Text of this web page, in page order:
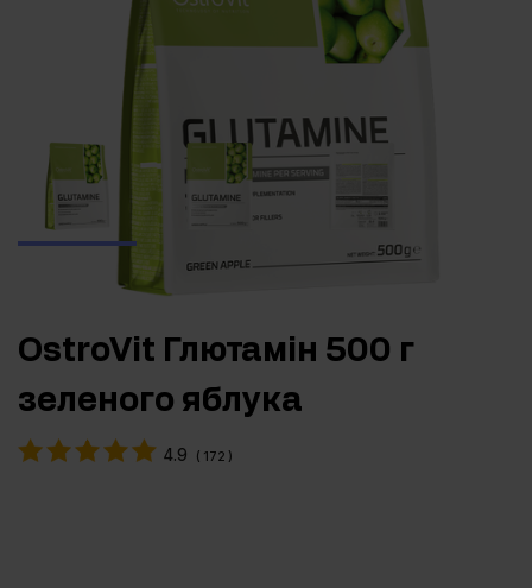
OstroVit Глютамін 500 г
зеленого яблука
4.9 ( 172 )